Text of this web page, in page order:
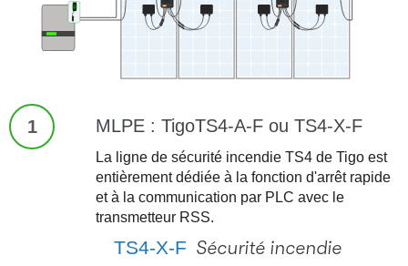
1 MLPE : TigoTS4-A-F ou TS4-X-F
La ligne de sécurité incendie TS4 de Tigo est
entièrement dédiée à la fonction d'arrêt rapide
et à la communication par PLC avec le
transmetteur RSS.
TS4-X-F Sécurité incendie